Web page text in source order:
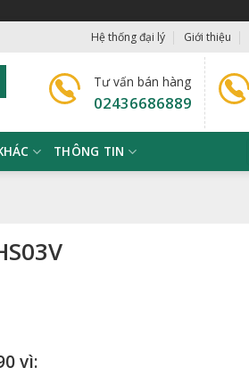
Hệ thống đại lý Giới thiệu
Tư vấn bán hàng
02436686889
THÔNG TIN
vì: